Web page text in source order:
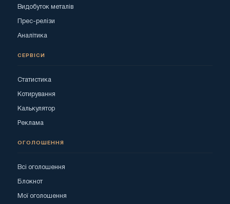
Видобуток металів
Прес-релізи
Аналітика
СЕРВІСИ
Статистика
Котирування
Калькулятор
Реклама
ОГОЛОШЕННЯ
Всі оголошення
Блокнот
Мої оголошення